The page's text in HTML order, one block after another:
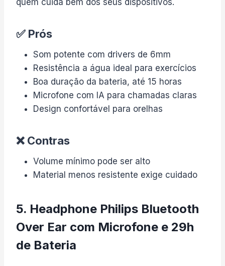
quem cuida bem dos seus dispositivos.
✅ Prós
Som potente com drivers de 6mm
Resistência a água ideal para exercícios
Boa duração da bateria, até 15 horas
Microfone com IA para chamadas claras
Design confortável para orelhas
❌ Contras
Volume mínimo pode ser alto
Material menos resistente exige cuidado
5. Headphone Philips Bluetooth
Over Ear com Microfone e 29h
de Bateria